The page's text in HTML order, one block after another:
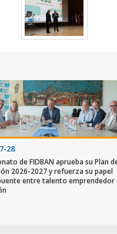
28
de FIDBAN aprueba su Plan
2026-2027 y refuerza su papel
entre talento emprendedor